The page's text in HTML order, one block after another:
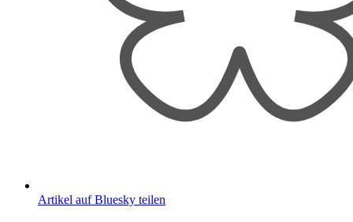
Artikel auf Bluesky teilen